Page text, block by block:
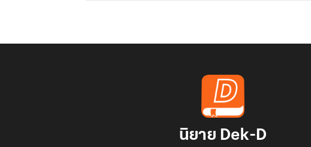
นิยาย Dek-D